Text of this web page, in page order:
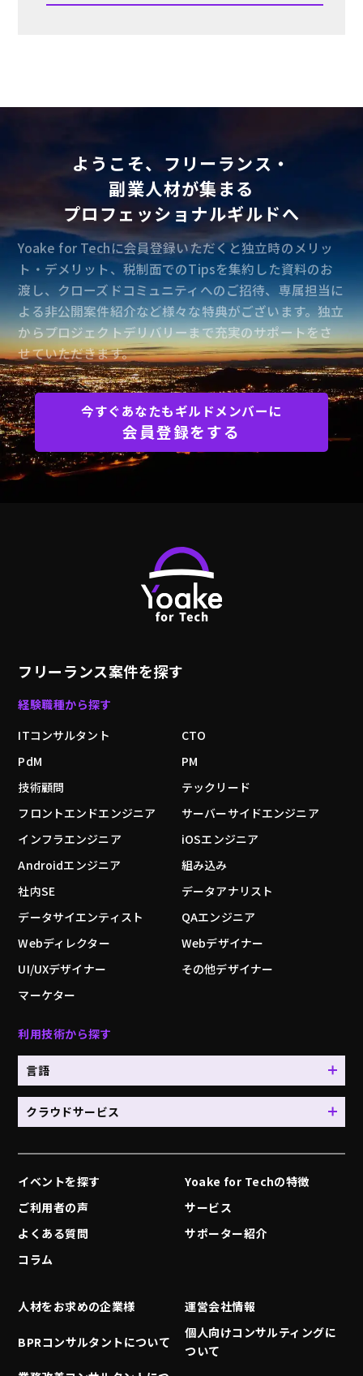
ようこそ、フリーランス・
副業人材が集まる
プロフェッショナルギルドへ
Yoake for Techに会員登録いただくと独立時のメリッ
ト・デメリット、税制面でのTipsを集約した資料のお
渡し、クローズドコミュニティへのご招待、専属担当に
よる非公開案件紹介など様々な特典がございます。独立
からプロジェクトデリバリーまで充実のサポートをさ
せていただきます。
今すぐあなたもギルドメンバーに
会員登録をする
フリーランス案件を探す
経験職種から探す
ITコンサルタント
CTO
PdM
PM
技術顧問
テックリード
フロントエンドエンジニア
サーバーサイドエンジニア
インフラエンジニア
iOSエンジニア
Androidエンジニア
組み込み
社内SE
データアナリスト
データサイエンティスト
QAエンジニア
Webディレクター
Webデザイナー
UI/UXデザイナー
その他デザイナー
マーケター
利用技術から探す
言語
クラウドサービス
イベントを探す
Yoake for Techの特徴
ご利用者の声
サービス
よくある質問
サポーター紹介
コラム
人材をお求めの企業様 運営会社情報
BPRコンサルタントについて
個人向けコンサルティングに
ついて